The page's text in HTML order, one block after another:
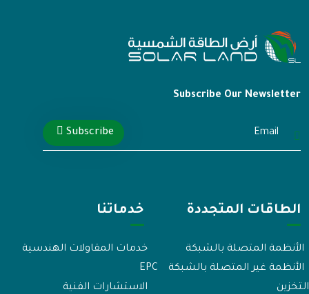
Subscribe Our Newsletter
Subscribe
الطاقات المتجددة
الأنظمة المتصلة بالشبكة
الأنظمة غير المتصلة بالشبكة
خدماتنا
خدمات المقاولات الهندسية
EPC
الاستشارات الفنية